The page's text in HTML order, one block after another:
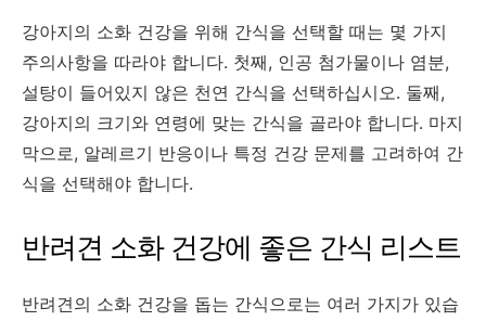
강아지의 소화 건강을 위해 간식을 선택할 때는 몇 가지
주의사항을 따라야 합니다. 첫째, 인공 첨가물이나 염분,
설탕이 들어있지 않은 천연 간식을 선택하십시오. 둘째,
강아지의 크기와 연령에 맞는 간식을 골라야 합니다. 마지
막으로, 알레르기 반응이나 특정 건강 문제를 고려하여 간
식을 선택해야 합니다.
반려견 소화 건강에 좋은 간식 리스트
반려견의 소화 건강을 돕는 간식으로는 여러 가지가 있습